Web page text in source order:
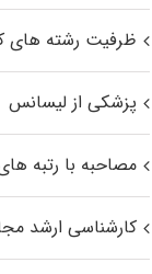
ظرفیت رشته های
پزشکی از لیسانس
مصاحبه با رتبه
کارشناسی ارشد